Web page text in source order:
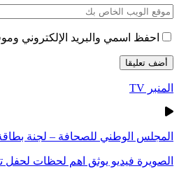
احفظ اسمي والبريد الإلكتروني
المنبر TV
المجلس الوطني للصحافة – لجنة
الصويرة فيديو يوثق اهم لحظات